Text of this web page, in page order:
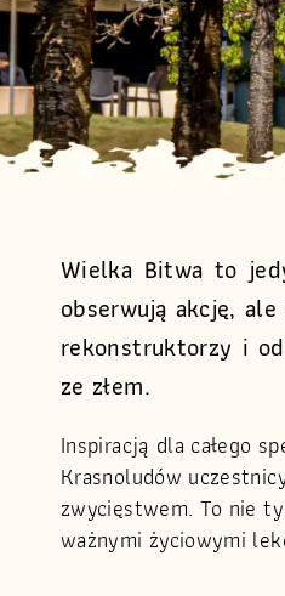
Wielka Bitwa to
obserwują akcję,
rekonstruktorzy i
ze złem.
Inspiracją dla całego
Krasnoludów
zwycięstwem. To nie
ważnymi życiowymi